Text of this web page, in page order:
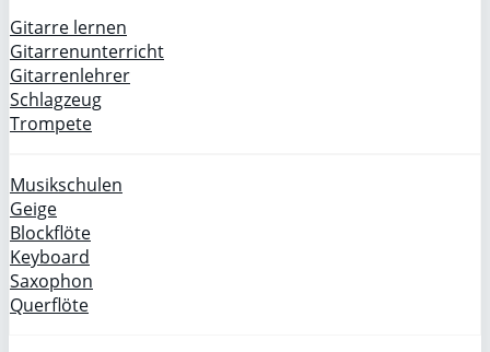
Gitarre lernen
Gitarrenunterricht
Gitarrenlehrer
Schlagzeug
Trompete
Musikschulen
Geige
Blockflöte
Keyboard
Saxophon
Querflöte